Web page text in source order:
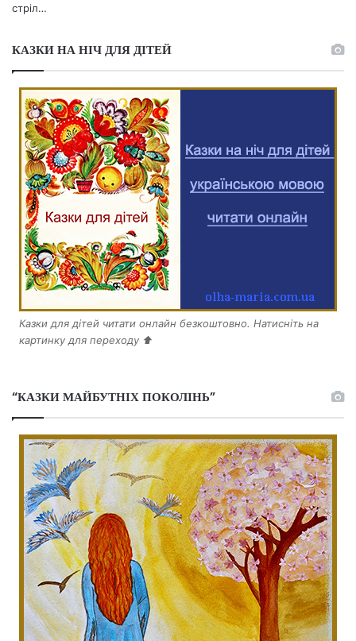
стріл…
КАЗКИ НА НІЧ ДЛЯ ДІТЕЙ
Казки для дітей читати онлайн безкоштовно. Натисніть на
картинку для переходу ⬆️
“КАЗКИ МАЙБУТНІХ ПОКОЛІНЬ”